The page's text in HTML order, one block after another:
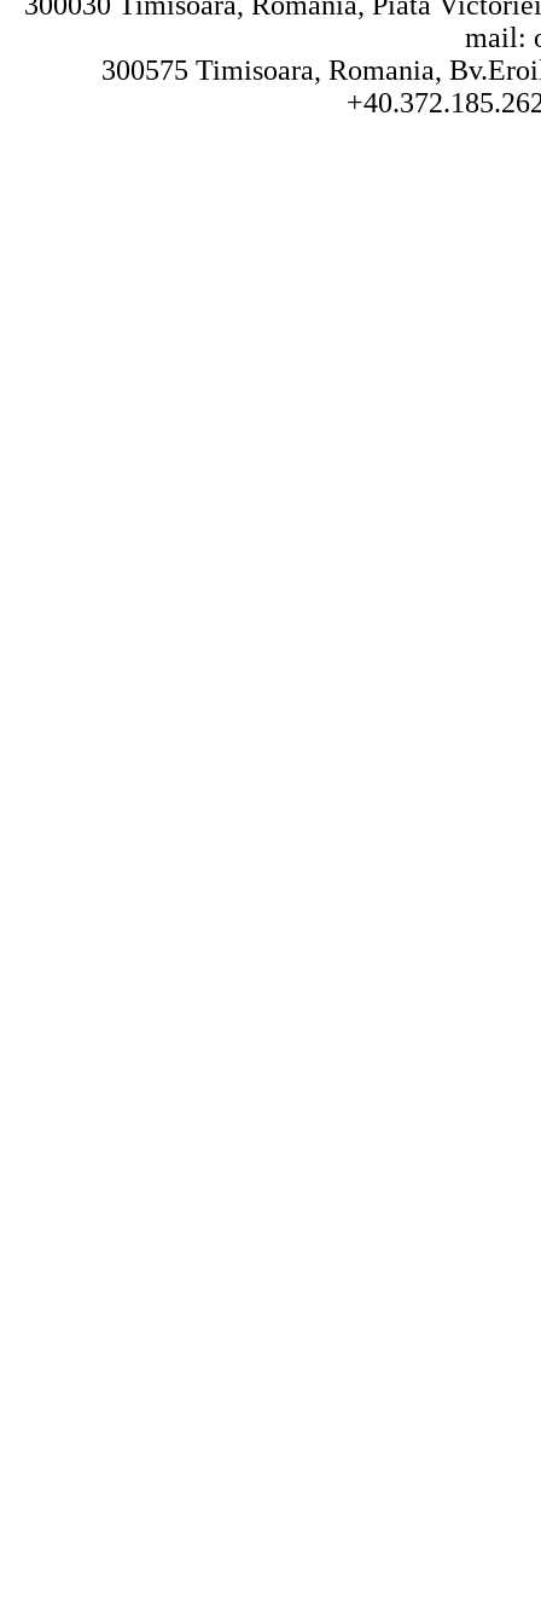
mail:
300575 Timisoara, Romania,